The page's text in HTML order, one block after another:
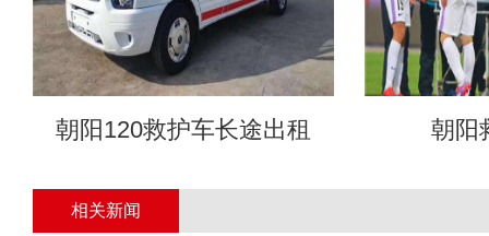
朝阳120救护车长途出租 朝阳
相关新闻